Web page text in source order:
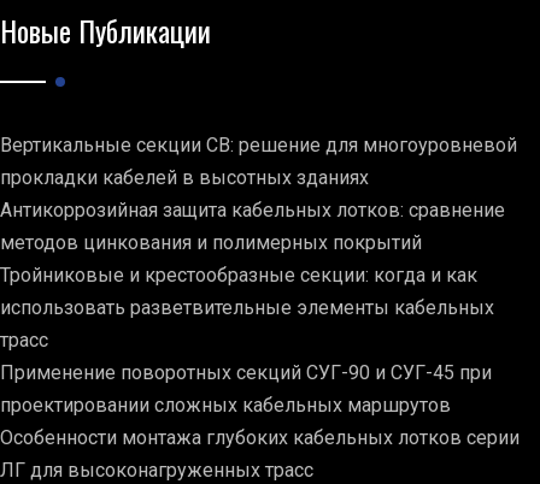
Новые Публикации
Вертикальные секции СВ: решение для многоуровневой
прокладки кабелей в высотных зданиях
Антикоррозийная защита кабельных лотков: сравнение
методов цинкования и полимерных покрытий
Тройниковые и крестообразные секции: когда и как
использовать разветвительные элементы кабельных
трасс
Применение поворотных секций СУГ-90 и СУГ-45 при
проектировании сложных кабельных маршрутов
Особенности монтажа глубоких кабельных лотков серии
ЛГ для высоконагруженных трасс